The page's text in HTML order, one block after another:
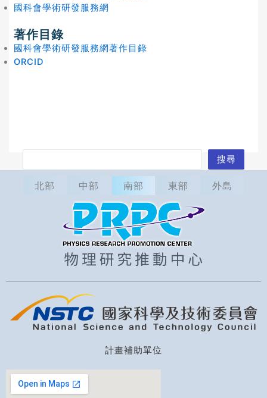
國科會學術研發服務網
著作目錄
國科會學術研發服務網著作目錄
ORCID
搜尋
北部 中部 南部 東部 外島
計畫補助單位